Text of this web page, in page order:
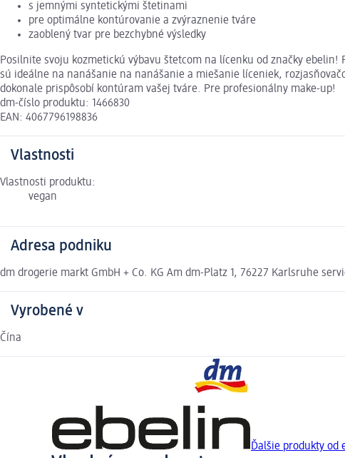
s jemnými syntetickými štetinami
pre optimálne kontúrovanie a zvýraznenie tváre
zaoblený tvar pre bezchybné výsledky
Posilnite svoju kozmetickú výbavu štetcom na lícenku od značky
sú ideálne na nanášanie na nanášanie a miešanie líceniek,
dokonale prispôsobí kontúram vašej tváre. Pre profesionálny make-up!
dm-číslo produktu: 1466830
EAN: 4067796198836
Vlastnosti
Vlastnosti produktu:
vegan
Adresa podniku
dm drogerie markt GmbH + Co. KG Am dm-Platz 1, 76227 Karlsruhe
Vyrobené v
Čína
Ďalšie produkty od